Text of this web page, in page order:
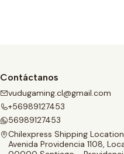
Contáctanos
vudugaming.cl@gmail.com
+56989127453
56989127453
Chilexpress Shipping Location
Avenida Providencia 1108,